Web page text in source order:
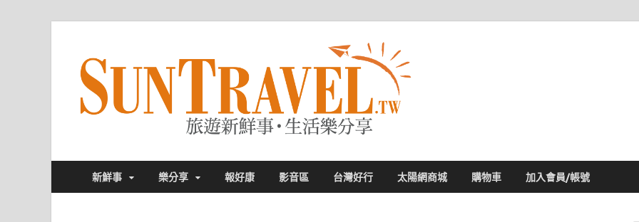
新鮮事 樂分享 報好康 影音區 台灣好行 太陽網商城 購物車 加入會員/帳號